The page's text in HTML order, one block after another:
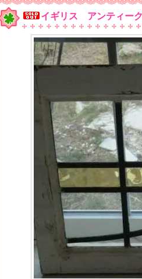
イギリス アンティー